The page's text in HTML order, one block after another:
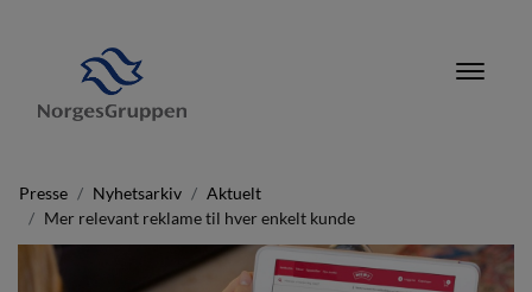
Presse Nyhetsarkiv
Aktuelt
Mer relevant reklame til hver enkelt kunde